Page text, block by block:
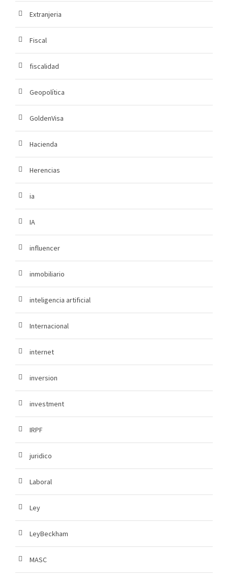
Extranjeria
Fiscal
fiscalidad
Geopolítica
GoldenVisa
Hacienda
Herencias
ia
IA
influencer
inmobiliario
inteligencia artificial
Internacional
internet
inversion
investment
IRPF
juridico
Laboral
Ley
LeyBeckham
MASC